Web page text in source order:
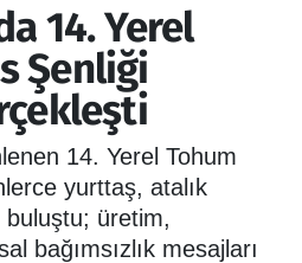
14. Yerel
Şenliği
14. Yerel Tohum
yurttaş, atalık
üretim,
bağımsızlık mesajları
Haritası